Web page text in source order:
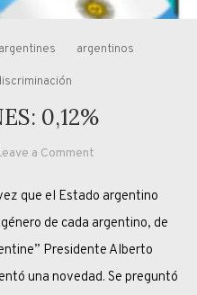
argentines argentinos
0,12%
a Commenton
0,12%
que el Estado argentino
de cada argentino, de
Presidente Alberto
una novedad. Se preguntó